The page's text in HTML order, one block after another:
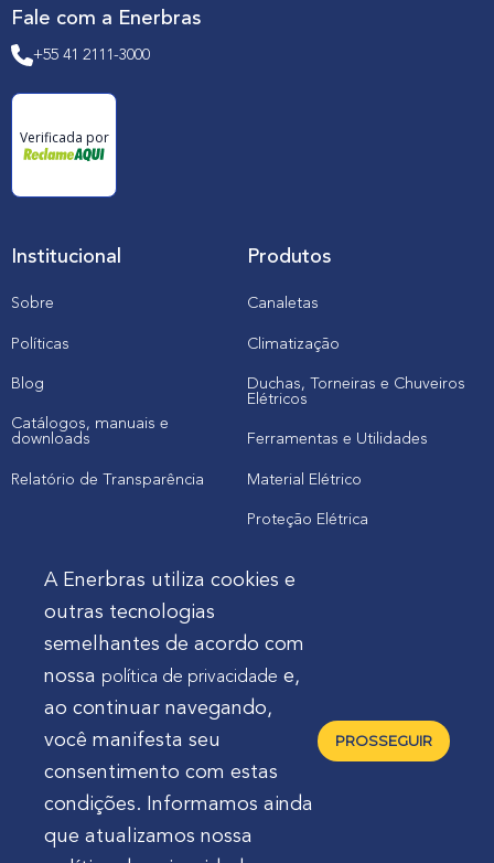
Fale com a Enerbras
+55 41 2111-3000
Verificada por
Institucional
Sobre
Políticas
Blog
Catálogos, manuais e
downloads
Relatório de Transparência
Produtos
Canaletas
Climatização
Duchas, Torneiras e Chuveiros
Elétricos
Ferramentas e Utilidades
Material Elétrico
Proteção Elétrica
Cliente
Onde comprar produtos
Quero Enerbras na minha loja
A Enerbras utiliza cookies e
outras tecnologias
semelhantes de acordo com
nossa política de privacidade e,
ao continuar navegando,
você manifesta seu
consentimento com estas
condições. Informamos ainda
que atualizamos nossa
PROSSEGUIR